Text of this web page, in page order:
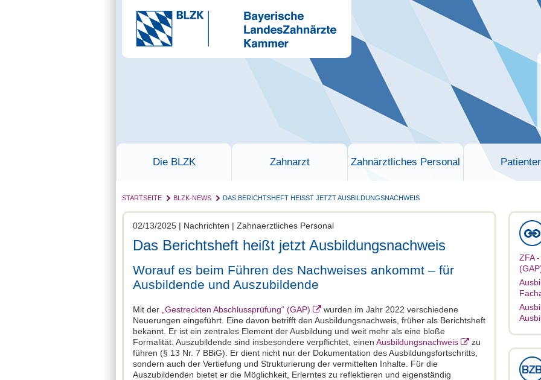
Die BLZK Zahnarzt Zahnärztliches Personal
STARTSEITE BLZK-NEWS DAS BERICHTSHEFT HEISST JETZT AUSBILDUNGSNACHWEIS
02/13/2025 | Nachrichten | Zahnaerztliches Personal
Das Berichtsheft heißt jetzt Ausbildungsnachweis
Worauf es beim Führen des Nachweises ankommt – für
Ausbildende und Auszubildende
Mit der „Gestreckten Abschlussprüfung“ (GAP)
wurden im Jahr 2022 verschiedene
Neuerungen eingeführt. Eine davon betrifft den Ausbildungsnachweis, früher als Berichtsheft
bekannt. Er ist ein zentrales Element der Ausbildung und weit mehr als eine bloße
Formalität. Auszubildende sind insbesondere verpflichtet, einen Ausbildungsnachweis
zu
führen (§ 13 Nr. 7 BBiG). Er dient nicht nur der Dokumentation des Ausbildungsfortschritts,
sondern auch der Vertiefung und Strukturierung der vermittelten Inhalte. Für die
Auszubildenden bietet er die Möglichkeit, Erlerntes zu reflektieren und eigenständig
ZFA